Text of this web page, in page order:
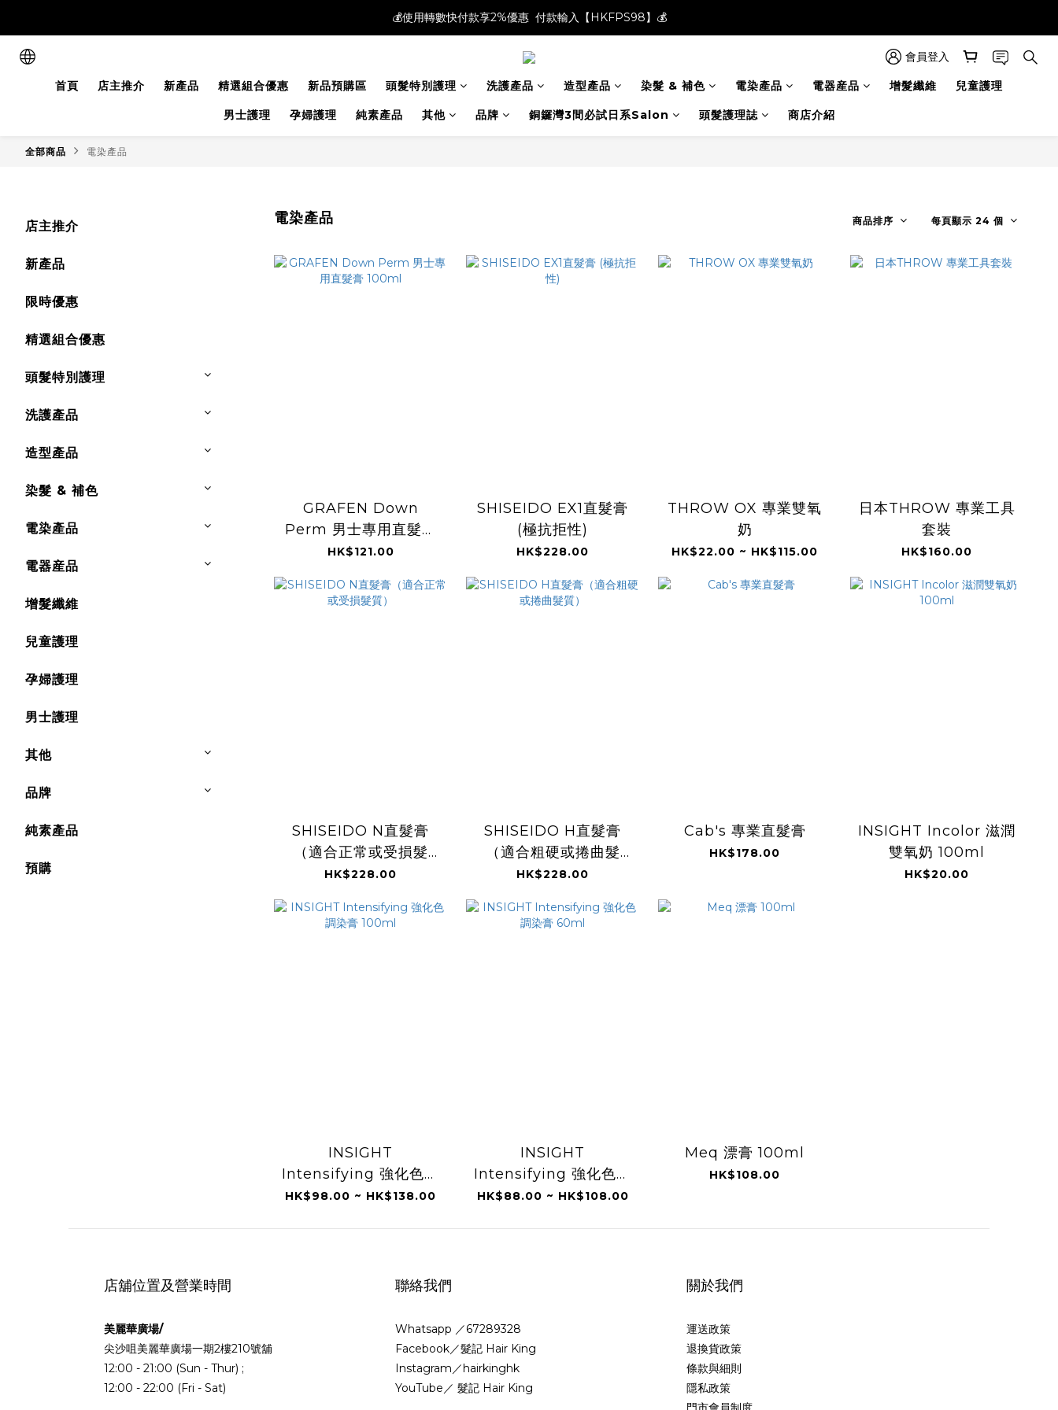
💰使用轉數快付款享2%優惠  付款輸入【HKFPS98】💰
💰使用轉數快付款享2%優惠  付款輸入【HKFPS98】💰
新註冊會員即享$20購物金｜全店滿$400本地免運費📦!
💰使用轉數快付款享2%優惠  付款輸入【HKFPS98】💰
會員登入
首頁 店主推介 新產品 精選組合優惠 新品預購區 頭髮特別護理 洗護產品 造型產品 染髮 & 補色 電染產品 電器産品 增髮纖維 兒童護理
男士護理 孕婦護理 純素產品 其他 品牌 銅鑼灣3間必試日系Salon 頭髮護理誌 商店介紹
全部商品 電染產品
店主推介
新產品
限時優惠
精選組合優惠
頭髮特別護理
洗護產品
造型產品
染髮 & 補色
電染產品
電器産品
增髮纖維
兒童護理
孕婦護理
男士護理
其他
品牌
純素產品
預購
電染產品 商品排序 每頁顯示 24 個
GRAFEN Down
Perm 男士專用直髮膏
100ml
HK$121.00
SHISEIDO EX1直髮膏
(極抗拒性)
HK$228.00
THROW OX 專業雙氧
奶
HK$22.00 ~ HK$115.00
日本THROW 專業工具
套裝
HK$160.00
SHISEIDO N直髮膏
（適合正常或受損髮
質）
HK$228.00
SHISEIDO H直髮膏
（適合粗硬或捲曲髮
質）
HK$228.00
Cab's 專業直髮膏
HK$178.00
INSIGHT Incolor 滋潤
雙氧奶 100ml
HK$20.00
INSIGHT
Intensifying 強化色調
染膏 100ml
HK$98.00 ~ HK$138.00
INSIGHT
Intensifying 強化色調
染膏 60ml
HK$88.00 ~ HK$108.00
Meq 漂膏 100ml
HK$108.00
店舖位置及營業時間
美麗華廣場/
尖沙咀美麗華廣場一期2樓210號舖
12:00 - 21:00 (Sun - Thur) ;
12:00 - 22:00 (Fri - Sat)
聯絡我們
Whatsapp ／67289328
Facebook／髮記 Hair King
Instagram／hairkinghk
YouTube／ 髮記 Hair King
關於我們
運送政策
退換貨政策
條款與細則
隱私政策